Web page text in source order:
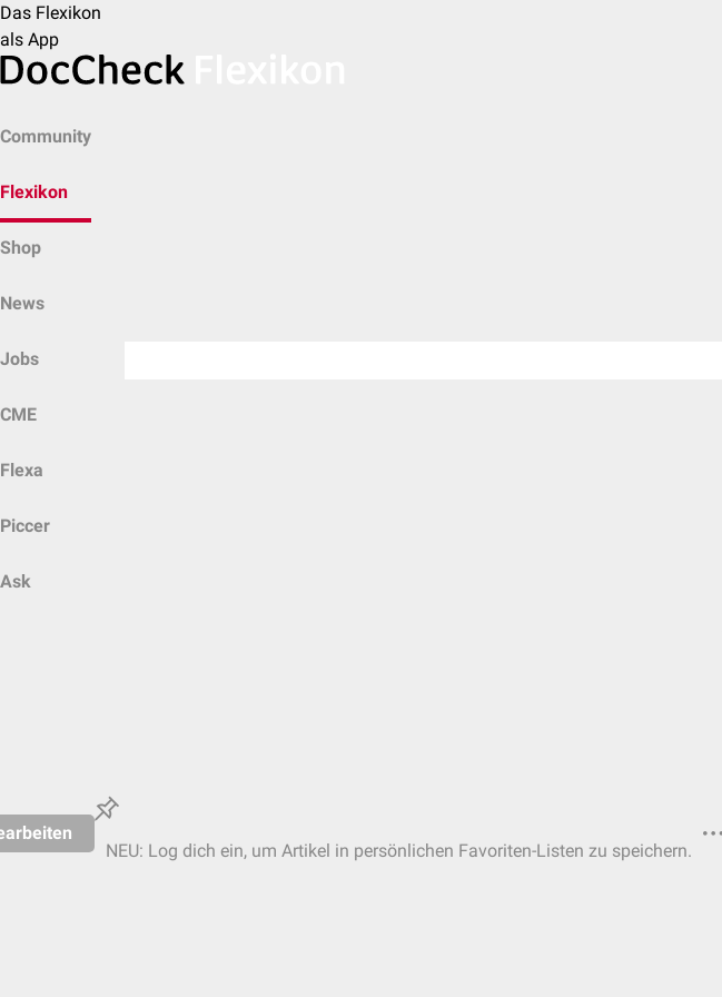
Das Flexikon
als App
Community
Flexikon
Shop
News
Jobs
CME
Flexa
Piccer
Ask
NEU: Log dich ein, um Artikel in persönlichen Favoriten-Listen zu speichern.